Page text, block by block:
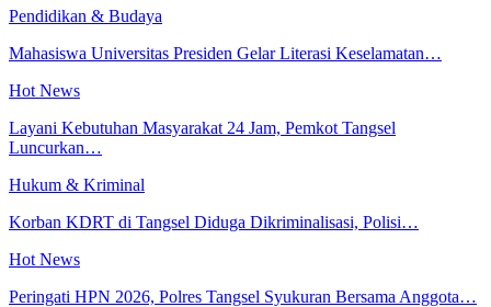
Pendidikan & Budaya
Mahasiswa Universitas Presiden Gelar Literasi Keselamatan…
Hot News
Layani Kebutuhan Masyarakat 24 Jam, Pemkot Tangsel
Luncurkan…
Hukum & Kriminal
Korban KDRT di Tangsel Diduga Dikriminalisasi, Polisi…
Hot News
Peringati HPN 2026, Polres Tangsel Syukuran Bersama Anggota…